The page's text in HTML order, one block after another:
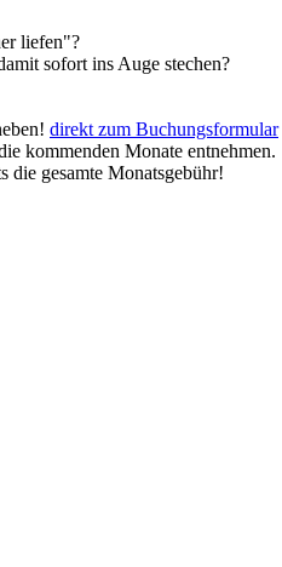
liefen"?
sofort ins Auge stechen?
direkt zum Buchungsformular
kommenden Monate entnehmen.
die gesamte Monatsgebühr!